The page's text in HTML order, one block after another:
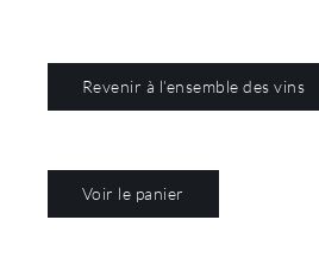
Chardonne
Revenir à l’ensemble des vins
Voir le panier